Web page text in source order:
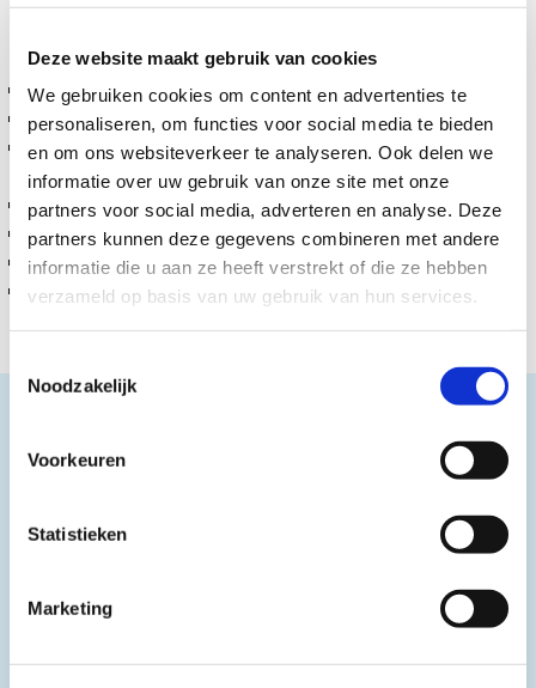
Deze website maakt gebruik van cookies
We gebruiken cookies om content en advertenties te
personaliseren, om functies voor social media te bieden
en om ons websiteverkeer te analyseren. Ook delen we
informatie over uw gebruik van onze site met onze
partners voor social media, adverteren en analyse. Deze
partners kunnen deze gegevens combineren met andere
informatie die u aan ze heeft verstrekt of die ze hebben
verzameld op basis van uw gebruik van hun services.
Noodzakelijk
Voorkeuren
Statistieken
Marketing
Hellevoetsluis
Werkzaamheden:
Aanbouwen van liften
Nieuwe portiekentree gebouwen
Renoveren en onderhoud van toiletten, badkamers
en keukens
Plaatsen verticale schijnkolommen
Nieuwe galerij en balkonhekken
Plaatsen isolerende beglazing
Energetische maatregelen en toekomstig planmatig